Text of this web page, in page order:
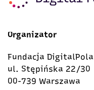
Organizator
Fundacja
ul. Stępińska 22/30
00-739 Warszawa